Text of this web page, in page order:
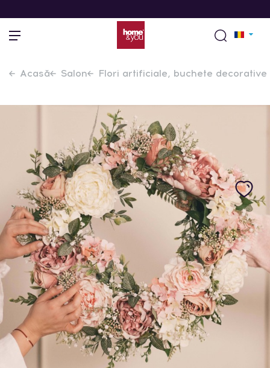
Acasă Salon Flori artificiale, buchete decorative